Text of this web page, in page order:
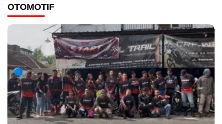
OTOMOTIF